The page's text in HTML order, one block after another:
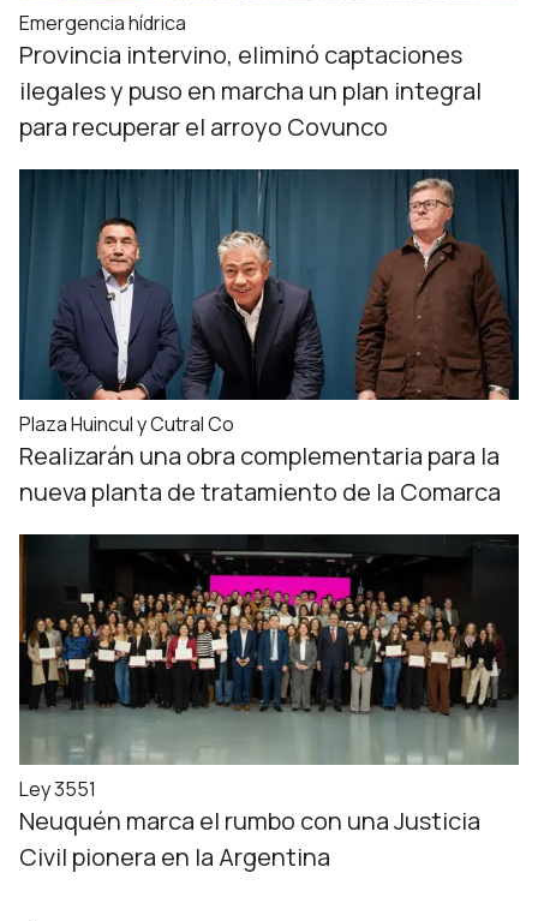
Emergencia hídrica
Provincia intervino, eliminó captaciones
ilegales y puso en marcha un plan integral
para recuperar el arroyo Covunco
Plaza Huincul y Cutral Co
Realizarán una obra complementaria para la
nueva planta de tratamiento de la Comarca
Ley 3551
Neuquén marca el rumbo con una Justicia
Civil pionera en la Argentina